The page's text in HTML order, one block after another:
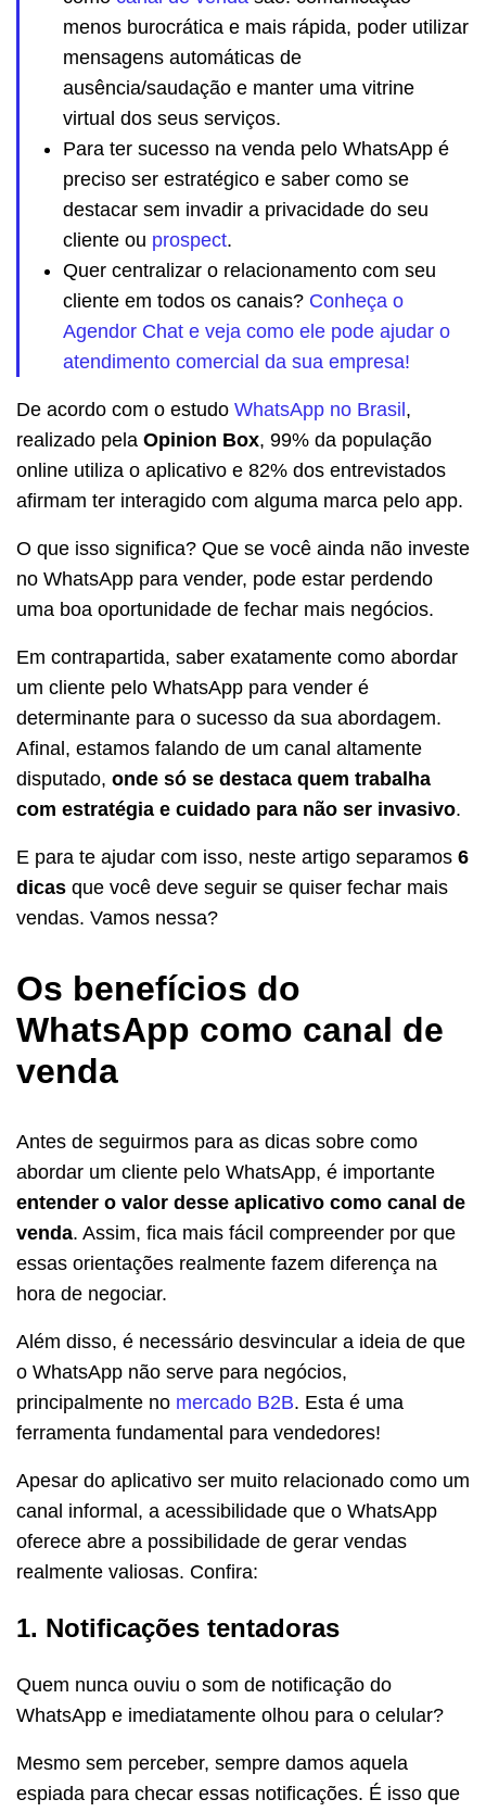
menos burocrática e mais rápida, poder utilizar
mensagens automáticas de
ausência/saudação e manter uma vitrine
virtual dos seus serviços.
Para ter sucesso na venda pelo WhatsApp é
preciso ser estratégico e saber como se
destacar sem invadir a privacidade do seu
cliente ou prospect.
Quer centralizar o relacionamento com seu
cliente em todos os canais? Conheça o
Agendor Chat e veja como ele pode ajudar o
atendimento comercial da sua empresa!
De acordo com o estudo WhatsApp no Brasil ,
realizado pela Opinion Box, 99% da população
online utiliza o aplicativo e 82% dos entrevistados
afirmam ter interagido com alguma marca pelo app.
O que isso significa? Que se você ainda não investe
no WhatsApp para vender, pode estar perdendo
uma boa oportunidade de fechar mais negócios.
Em contrapartida, saber exatamente como abordar
um cliente pelo WhatsApp para vender é
determinante para o sucesso da sua abordagem.
Afinal, estamos falando de um canal altamente
disputado, onde só se destaca quem trabalha
com estratégia e cuidado para não ser invasivo.
E para te ajudar com isso, neste artigo separamos 6
dicas que você deve seguir se quiser fechar mais
vendas. Vamos nessa?
Os benefícios do
WhatsApp como canal de
venda
Antes de seguirmos para as dicas sobre como
abordar um cliente pelo WhatsApp, é importante
entender o valor desse aplicativo como canal de
venda. Assim, fica mais fácil compreender por que
essas orientações realmente fazem diferença na
hora de negociar.
Além disso, é necessário desvincular a ideia de que
o WhatsApp não serve para negócios,
principalmente no mercado B2B. Esta é uma
ferramenta fundamental para vendedores!
Apesar do aplicativo ser muito relacionado como um
canal informal, a acessibilidade que o WhatsApp
oferece abre a possibilidade de gerar vendas
realmente valiosas. Confira:
1. Notificações tentadoras
Quem nunca ouviu o som de notificação do
WhatsApp e imediatamente olhou para o celular?
Mesmo sem perceber, sempre damos aquela
espiada para checar essas notificações. É isso que